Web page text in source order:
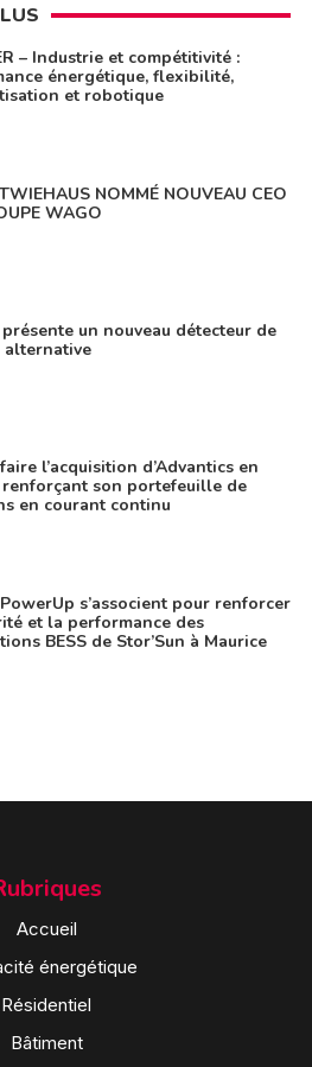
– Industrie et compétitivité :
énergétique, flexibilité,
et robotique
NOMMÉ NOUVEAU CEO
WAGO
un nouveau détecteur de
l’acquisition d’Advantics en
renforçant son portefeuille de
en courant continu
s’associent pour renforcer
et la performance des
BESS de Stor’Sun à Maurice
Accueil
énergétique
Résidentiel
Bâtiment